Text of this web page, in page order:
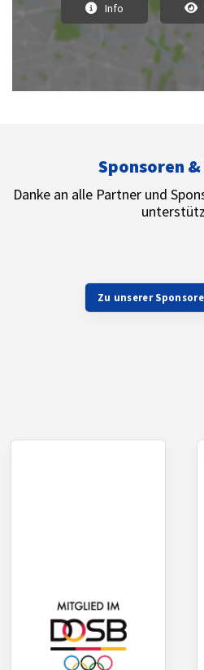
Info
Sponsoren
Danke an alle Partner und
Zu unserer